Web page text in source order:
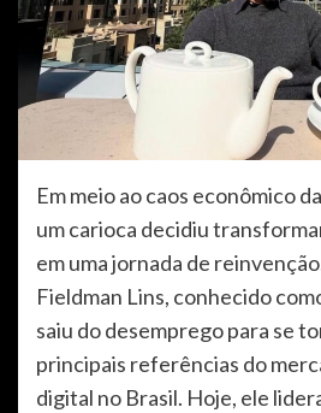
Em meio ao caos econômico
um carioca decidiu
em uma jornada de
Fieldman Lins, conhecido
saiu do desemprego para se
principais referências do
digital no Brasil. Hoje, ele